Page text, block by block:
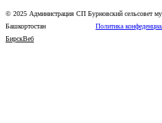
© 2025 Администрация СП Бурновский сельсовет
Башкортостан Политика
БирскВеб